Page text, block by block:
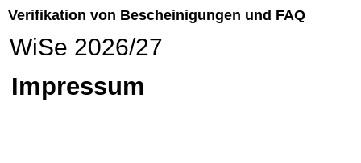
Verifikation von Bescheinigungen und FAQ
WiSe 2026/27
Impressum